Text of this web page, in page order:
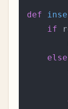
def
if
else